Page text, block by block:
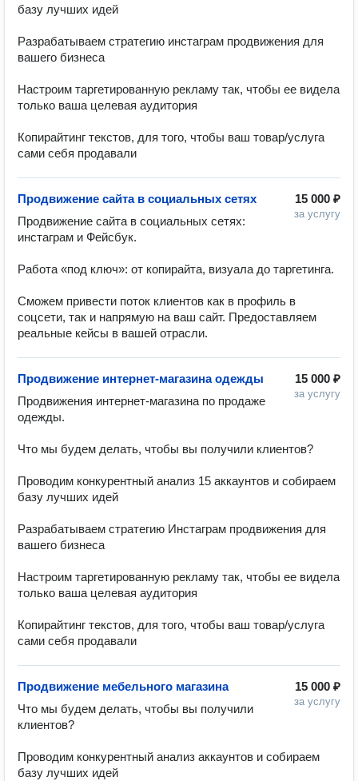
базу лучших идей
Разрабатываем стратегию инстаграм продвижения для
вашего бизнеса
Настроим таргетированную рекламу так, чтобы ее видела
только ваша целевая аудитория
Копирайтинг текстов, для того, чтобы ваш товар/услуга
сами себя продавали
15 000 ₽
за услугу
Продвижение сайта в социальных сетях
Продвижение сайта в социальных сетях:
инстаграм и Фейсбук.
Работа «под ключ»: от копирайта, визуала до таргетинга.
Сможем привести поток клиентов как в профиль в
соцсети, так и напрямую на ваш сайт. Предоставляем
реальные кейсы в вашей отрасли.
15 000 ₽
за услугу
Продвижение интернет-магазина одежды
Продвижения интернет-магазина по продаже
одежды.
Что мы будем делать, чтобы вы получили клиентов?
Проводим конкурентный анализ 15 аккаунтов и собираем
базу лучших идей
Разрабатываем стратегию Инстаграм продвижения для
вашего бизнеса
Настроим таргетированную рекламу так, чтобы ее видела
только ваша целевая аудитория
Копирайтинг текстов, для того, чтобы ваш товар/услуга
сами себя продавали
15 000 ₽
за услугу
Продвижение мебельного магазина
Что мы будем делать, чтобы вы получили
клиентов?
Проводим конкурентный анализ аккаунтов и собираем
базу лучших идей